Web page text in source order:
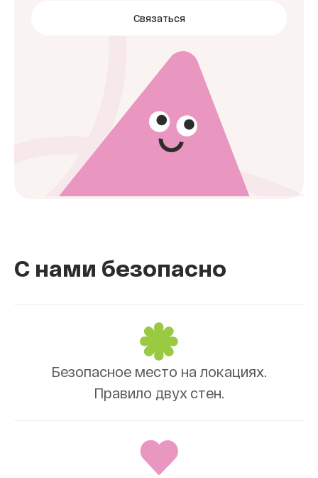
Связаться
С нами безопасно
Безопасное место на локациях.
Правило двух стен.